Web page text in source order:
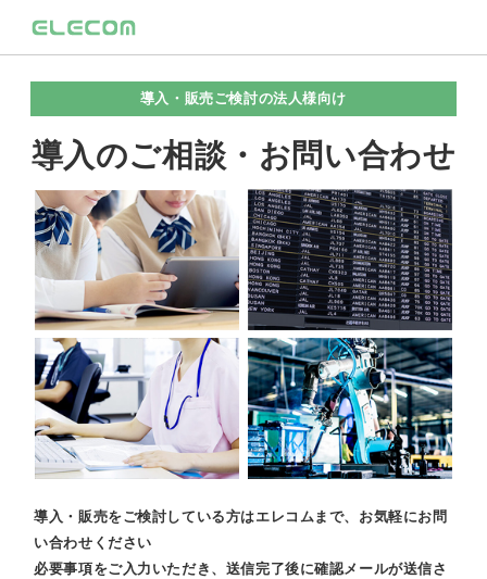
導入・販売ご検討の法人様向け
導入のご相談・お問い合わせ
導入・販売をご検討している方はエレコムまで、お気軽にお問
い合わせください
必要事項をご入力いただき、送信完了後に確認メールが送信さ